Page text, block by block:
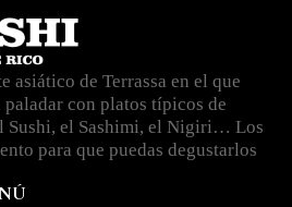
asiático de Terrassa en el que
paladar con platos típicos de
Sushi, el Sashimi, el Nigiri… Los
para que puedas degustarlos